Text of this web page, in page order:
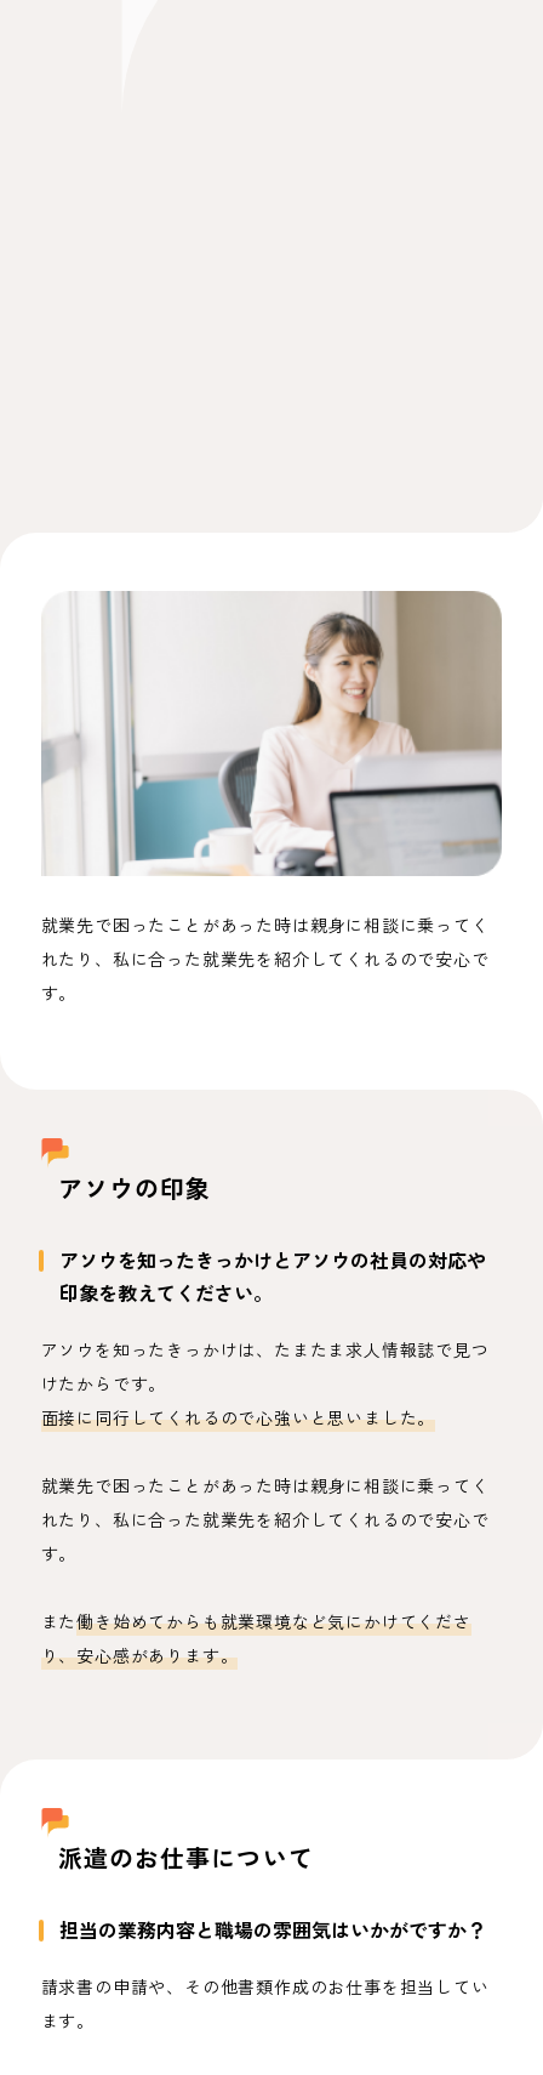
就業先で困ったことがあった時は親身に相談に乗ってく
れたり、私に合った就業先を紹介してくれるので安心で
す。
アソウの印象
アソウを知ったきっかけとアソウの社員の対応や
印象を教えてください。
アソウを知ったきっかけは、たまたま求人情報誌で見つ
けたからです。
面接に同行してくれるので心強いと思いました。
就業先で困ったことがあった時は親身に相談に乗ってく
れたり、私に合った就業先を紹介してくれるので安心で
す。
また働き始めてからも就業環境など気にかけてくださ
り、安心感があります。
派遣のお仕事について
担当の業務内容と職場の雰囲気はいかがですか？
請求書の申請や、その他書類作成のお仕事を担当してい
ます。